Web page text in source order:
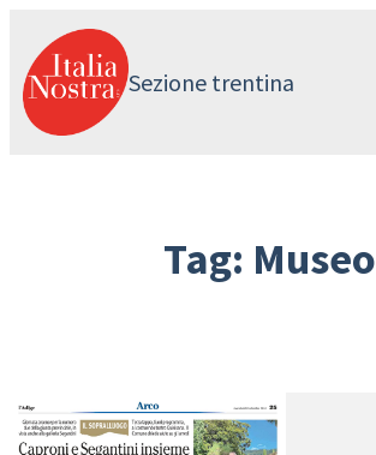
contenuto
Sezione trentina
Tag: Museo